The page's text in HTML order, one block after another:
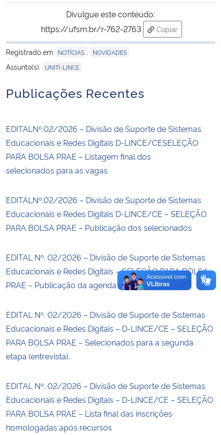
Controladoria-Geral da União
Ministério da Mulher, da Família e dos Direitos Humanos
Secretaria-Geral
Banco Central do Brasil
Divulgue este conteúdo:
https://ufsm.br/r-762-2763
Copiar
para área de
Registrado em
NOTÍCIAS NOVIDADES
Assunto(s): UNITI-LINCE
Publicações Recentes
EDITALNº.02/2026 – Divisão de Suporte de Sistemas
Educacionais e Redes Digitais D-LINCE/CESELEÇÃO
PARA BOLSA PRAE – Listagem final dos
selecionados para as vagas
EDITALNº.02/2026 – Divisão de Suporte de Sistemas
Educacionais e Redes Digitais D-LINCE/CE – SELEÇÃO
PARA BOLSA PRAE – Publicação dos selecionados
EDITAL Nº. 02/2026 – Divisão de Suporte de Sistemas
Educacionais e Redes Digitais – SELEÇÃO PARA BOLSA
PRAE – Publicação da agenda de entrevista.
EDITAL Nº. 02/2026 – Divisão de Suporte de Sistemas
Educacionais e Redes Digitais – D-LINCE/CE – SELEÇÃO
PARA BOLSA PRAE – Selecionados para a segunda
etapa (entrevista).
EDITAL Nº. 02/2026 – Divisão de Suporte de Sistemas
Educacionais e Redes Digitais – D-LINCE/CE – SELEÇÃO
PARA BOLSA PRAE – Lista final das inscrições
homologadas após recursos